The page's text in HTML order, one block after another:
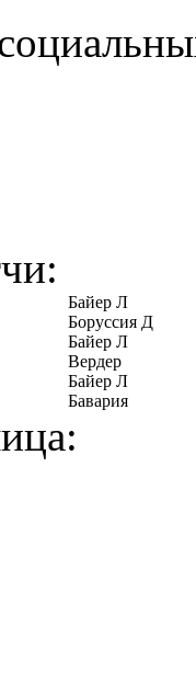
Байер Л
Боруссия Д
Байер Л
Вердер
Байер Л
Бавария